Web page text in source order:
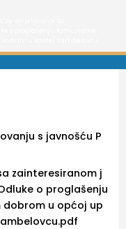
s javnošću P
zainteresiranom j
o proglašenju
u općoj up